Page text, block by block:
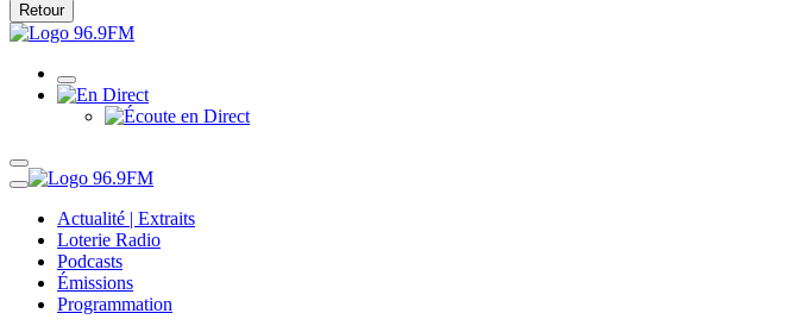
Retour
Actualité | Extraits
Loterie Radio
Podcasts
Émissions
Programmation